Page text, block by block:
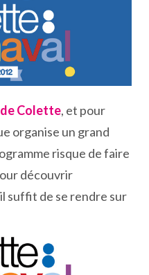
de Colette, et pour
organise un grand
risque de faire
découvrir
suffit de se rendre sur